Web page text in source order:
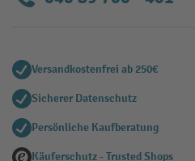
Versandkostenfrei ab 250€
Sicherer Datenschutz
Persönliche Kaufberatung
Käuferschutz - Trusted Shops